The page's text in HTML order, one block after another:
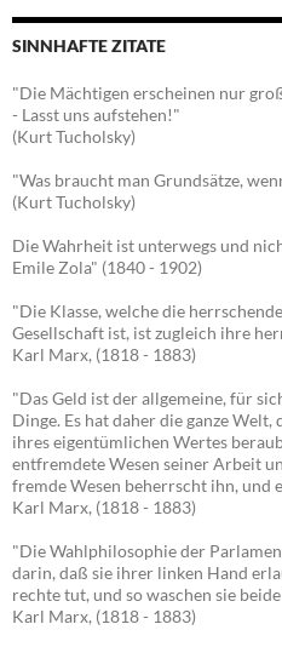
SINNHAFTE ZITATE
"Die Mächtigen erscheinen nur
- Lasst uns aufstehen!"
(Kurt Tucholsky)
"Was braucht man Grundsätze,
(Kurt Tucholsky)
Die Wahrheit ist unterwegs und
Emile Zola" (1840 - 1902)
"Die Klasse, welche die
Gesellschaft ist, ist zugleich ihre
Karl Marx, (1818 - 1883)
"Das Geld ist der allgemeine, für
Dinge. Es hat daher die ganze
ihres eigentümlichen Wertes
entfremdete Wesen seiner Arbeit
fremde Wesen beherrscht ihn, und
Karl Marx, (1818 - 1883)
"Die Wahlphilosophie der
darin, daß sie ihrer linken Hand
rechte tut, und so waschen sie
Karl Marx, (1818 - 1883)